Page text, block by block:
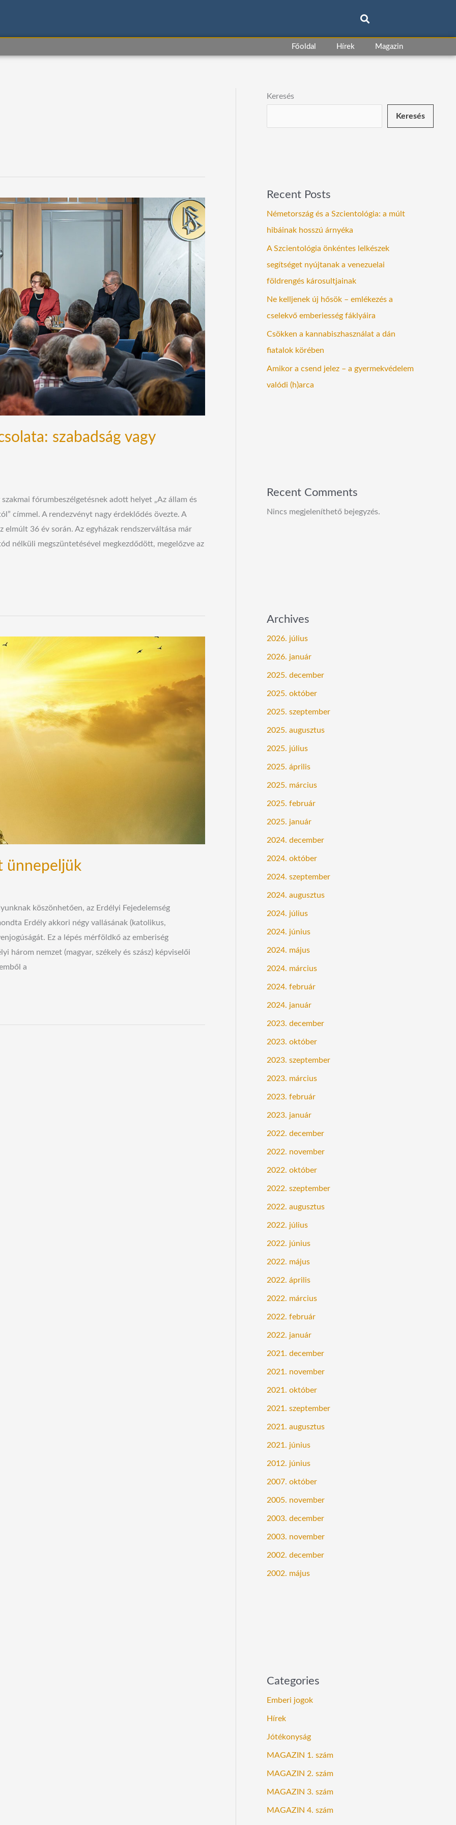
Főoldal Hírek Magazin
szabadság vagy
fórumbeszélgetésnek adott helyet „Az állam és
címmel. A rendezvényt nagy érdeklődés övezte. A
36 év során. Az egyházak rendszerváltása már
nélküli megszüntetésével megkezdődött, megelőzve az
ünnepeljük
köszönhetően, az Erdélyi Fejedelemség
Erdély akkori négy vallásának (katolikus,
Ez a lépés mérföldkő az emberiség
három nemzet (magyar, székely és szász) képviselői
a
Keresés
Keresés
Recent Posts
Németország és a Szcientológia: a múlt
hibáinak hosszú árnyéka
A Szcientológia önkéntes lelkészek
segítséget nyújtanak a venezuelai
földrengés károsultjainak
Ne kelljenek új hősök – emlékezés a
cselekvő emberiesség fáklyáira
Csökken a kannabiszhasználat a dán
fiatalok körében
Amikor a csend jelez – a gyermekvédelem
valódi (h)arca
Recent Comments
Nincs megjeleníthető bejegyzés.
Archives
2026. július
2026. január
2025. december
2025. október
2025. szeptember
2025. augusztus
2025. július
2025. április
2025. március
2025. február
2025. január
2024. december
2024. október
2024. szeptember
2024. augusztus
2024. július
2024. június
2024. május
2024. március
2024. február
2024. január
2023. december
2023. október
2023. szeptember
2023. március
2023. február
2023. január
2022. december
2022. november
2022. október
2022. szeptember
2022. augusztus
2022. július
2022. június
2022. május
2022. április
2022. március
2022. február
2022. január
2021. december
2021. november
2021. október
2021. szeptember
2021. augusztus
2021. június
2012. június
2007. október
2005. november
2003. december
2003. november
2002. december
2002. május
Categories
Emberi jogok
Hírek
Jótékonyság
MAGAZIN 1. szám
MAGAZIN 2. szám
MAGAZIN 3. szám
MAGAZIN 4. szám